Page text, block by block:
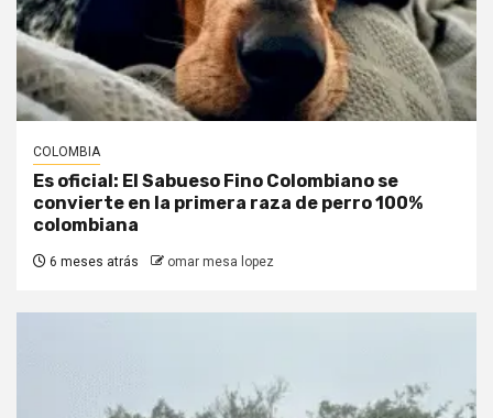
COLOMBIA
Es oficial: El Sabueso Fino Colombiano se
convierte en la primera raza de perro 100%
colombiana
6 meses atrás omar mesa lopez